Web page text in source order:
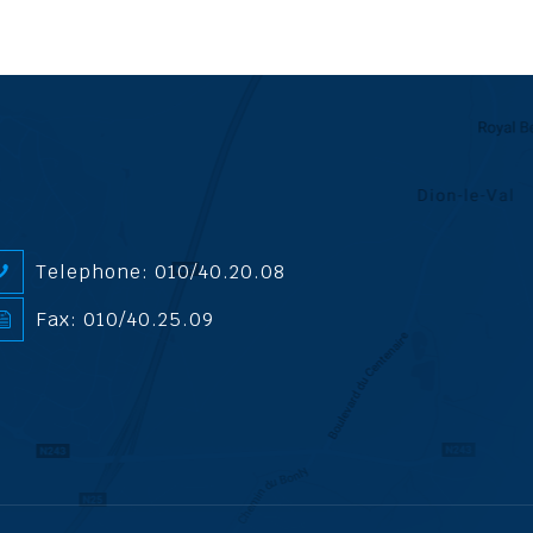
Telephone: 010/40.20.08
Fax: 010/40.25.09